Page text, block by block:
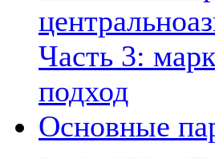
Часть 3:
подход
Основные